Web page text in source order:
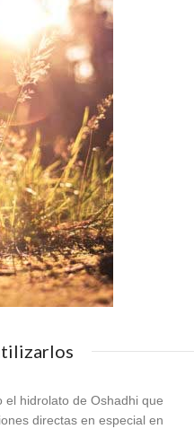
el hidrolato de Oshadhi que
directas en especial en